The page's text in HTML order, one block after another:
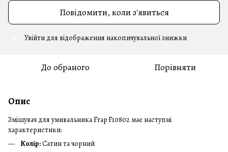
Повідомити, коли з'явиться
Увійти для відображення накопичувальної знижки
До обраного Порівняти
Опис
Змішувач для умивальника Frap F10802 має наступні
характеристики:
Колір:Сатин та чорний